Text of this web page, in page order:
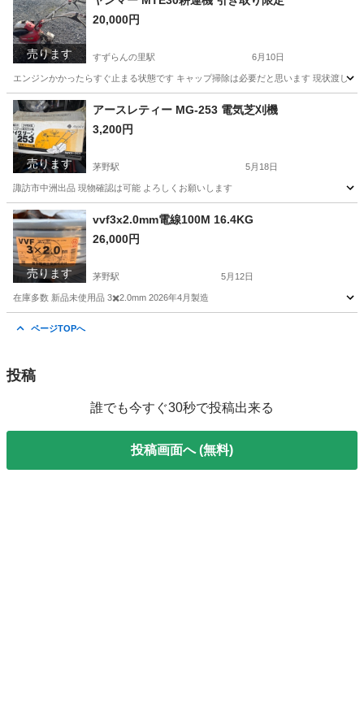
売ります
20,000円
すずらんの里駅 6月10日
エンジンかかったらすぐ止まる状態です キャップ掃除は必要だと思います 現状渡し
長野 諏訪郡 ヤンマー
売ります
アースレティー MG-253 電気芝刈機
3,200円
茅野駅 5月18日
諏訪市中洲出品 現物確認は可能 よろしくお願いします
長野 諏訪市 その他
売ります
vvf3x2.0mm電線100M 16.4KG
26,000円
茅野駅 5月12日
在庫多数 新品未使用品 3✖️2.0mm 2026年4月製造
ページTOPへ
投稿
誰でも今すぐ30秒で投稿出来る
投稿画面へ (無料)